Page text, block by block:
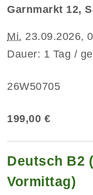
Garnmarkt 12,
Mi. 23.09.2026,
Dauer: 1 Tag /
26W50705
199,00 €
Deutsch B2
Vormittag)